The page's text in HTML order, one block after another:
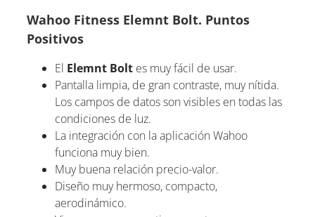
Wahoo Fitness Elemnt Bolt. Puntos
Positivos
El Elemnt Bolt es muy fácil de usar.
Pantalla limpia, de gran contraste, muy nítida.
Los campos de datos son visibles en todas las
condiciones de luz.
La integración con la aplicación Wahoo
funciona muy bien.
Muy buena relación precio-valor.
Diseño muy hermoso, compacto,
aerodinámico.